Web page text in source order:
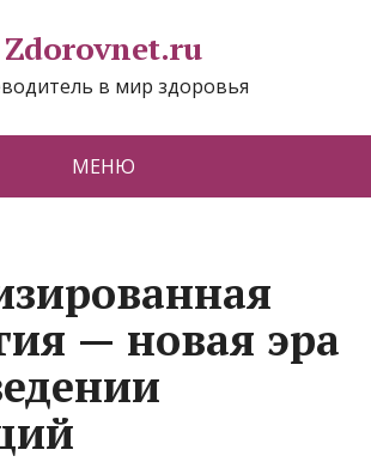
Zdorovnet.ru
в мир здоровья
МЕНЮ
— новая эра